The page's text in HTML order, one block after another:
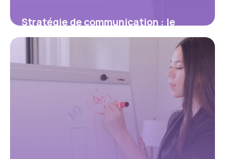
Stratégie de communication : le
guide complet pour bâtir un plan
vraiment efficace
3 février 2026